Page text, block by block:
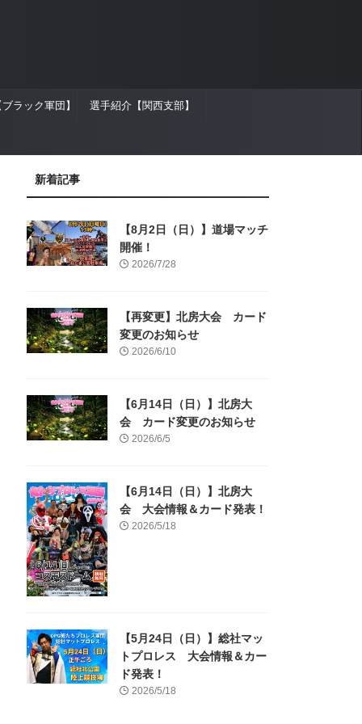
ラック軍団】 選手紹介【関西支部】
新着記事
【8月2日（日）】道場マッチ
開催！
2026/7/28
【再変更】北房大会 カード
変更のお知らせ
2026/6/10
【6月14日（日）】北房大
会 カード変更のお知らせ
2026/6/5
【6月14日（日）】北房大
会 大会情報＆カード発表！
2026/5/18
【5月24日（日）】総社マッ
トプロレス 大会情報＆カー
ド発表！
2026/5/18